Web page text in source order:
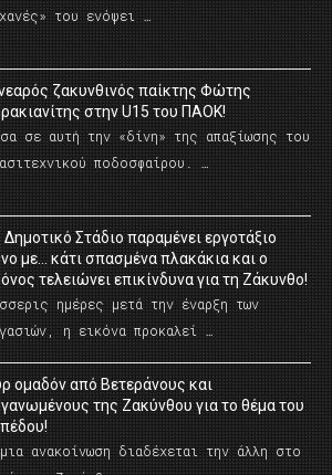
του ενόψει …
ζακυνθινός παίκτης Φώτης
στην U15 του ΠΑΟΚ!
σε αυτή την «δίνη» της απαξίωσης του
ποδοσφαίρου. …
Δημοτικό Στάδιο παραμένει εργοτάξιο
με… κάτι σπασμένα πλακάκια και ο
τελειώνει επικίνδυνα για τη Ζάκυνθο!
ημέρες μετά την έναρξη των
η εικόνα προκαλεί …
ομαδόν από Βετεράνους και
της Ζακύνθου για το θέμα του
ανακοίνωση διαδέχεται την άλλη στο